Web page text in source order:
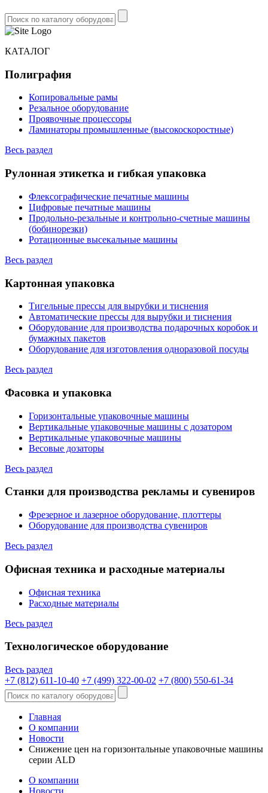
КАТАЛОГ
Полиграфия
Копировальные рамы
Резальное оборудование
Проявочные процессоры
Ламинаторы промышленные (высокоскоростные)
Весь раздел
Рулонная этикетка и гибкая упаковка
Флексографические печатные машины
Цифровые печатные машины
Продольно-резальные и контрольно-счетные машины
(бобинорезки)
Ротационные высекальные машины
Весь раздел
Картонная упаковка
Тигельные прессы для вырубки и тиснения
Автоматические прессы для вырубки и тиснения
Оборудование для производства подарочных коробок и
бумажных пакетов
Оборудование для изготовления одноразовой посуды
Весь раздел
Фасовка и упаковка
Горизонтальные упаковочные машины
Вертикальные упаковочные машины с дозатором
Вертикальные упаковочные машины
Весовые дозаторы
Весь раздел
Станки для производства рекламы и сувениров
Фрезерное и лазерное оборудование, плоттеры
Оборудование для производства сувениров
Весь раздел
Офисная техника и расходные материалы
Офисная техника
Расходные материалы
Весь раздел
Технологическое оборудование
Весь раздел
+7 (812) 611-10-40 +7 (499) 322-00-02 +7 (800) 550-61-34
Главная
О компании
Новости
Снижение цен на горизонтальные упаковочные машины
серии ALD
О компании
Новости